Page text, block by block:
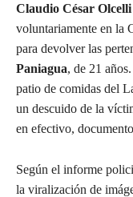
Claudio César
voluntariamente en la
para devolver las
Paniagua, de 21
patio de comidas del
un descuido de la
en efectivo,
Según el informe
la viralización de